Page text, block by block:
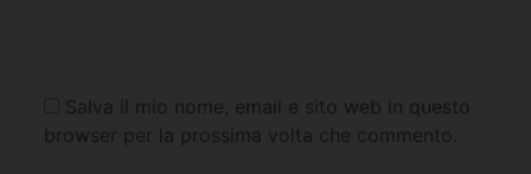
Salva il mio nome, email e sito web in questo
browser per la prossima volta che commento.